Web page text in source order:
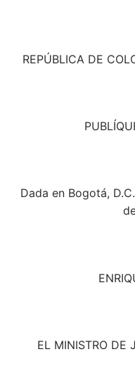
REPÚBLICA DE
Dada en Bogotá,
EL MINISTRO DE